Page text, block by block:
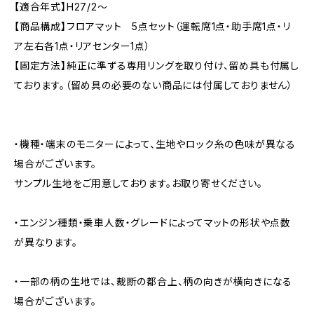
【適合年式】H27/2〜
【商品構成】フロアマット 5点セット（運転席1点・助手席1点・リ
ア左右各1点・リアセンター1点）
【固定方法】純正に準ずる専用リングを取り付け、留め具も付属し
ております。（留め具の必要のない商品には付属しておりません）
・機種・端末のモニターによって、生地やロック糸の色味が異なる
場合がございます。
サンプル生地をご用意しております。お取り寄せください。
・エンジン種類・乗車人数・グレードによってマットの形状や点数
が異なります。
・一部の柄の生地では、裁断の都合上、柄の向きが横向きになる
場合がございます。